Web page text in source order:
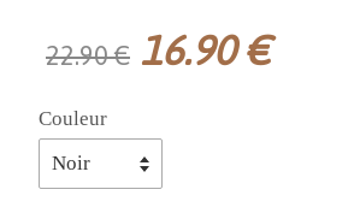
22.90 € 16.90 €
Couleur